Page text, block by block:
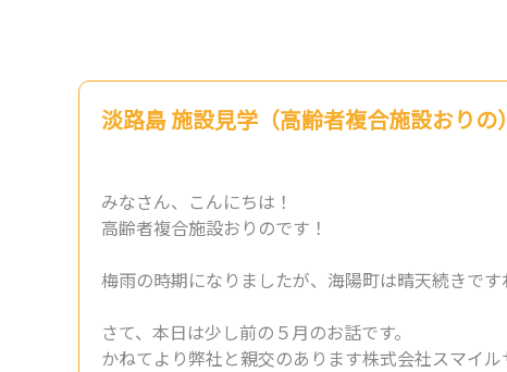
淡路島 施設見学（高齢者複合施設おりの）
みなさん、こんにちは！
高齢者複合施設おりのです！
梅雨の時期になりましたが、海陽町は晴天続きです
さて、本日は少し前の５月のお話です。
かねてより弊社と親交のあります株式会社スマイ